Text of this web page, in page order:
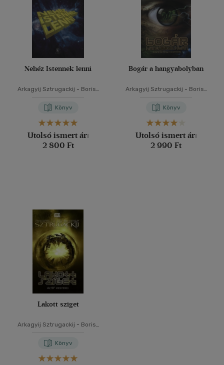
Nehéz Istennek lenni
Arkagyij Sztrugackij - Borisz
Könyv
Utolsó ismert ár:
2 800 Ft
Bogár a hangyabolyban
Arkagyij Sztrugackij - Borisz
Könyv
Utolsó ismert ár:
2 990 Ft
Lakott sziget
Arkagyij Sztrugackij - Borisz
Könyv